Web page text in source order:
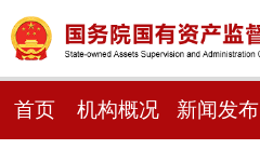
首页 机构概况 新闻发布